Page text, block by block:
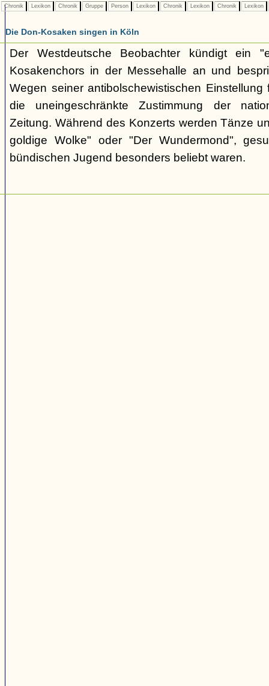
Chronik Lexikon Chronik Gruppe Person Lexikon Chronik Lexikon Chronik Lexikon
Die Don-Kosaken singen in Köln
Der Westdeutsche Beobachter kündigt ein
Kosakenchors in der Messehalle an und
Wegen seiner antibolschewistischen
die uneingeschränkte Zustimmung der
Zeitung. Während des Konzerts werden Tänze
goldige Wolke" oder "Der Wundermond",
bündischen Jugend besonders beliebt waren.